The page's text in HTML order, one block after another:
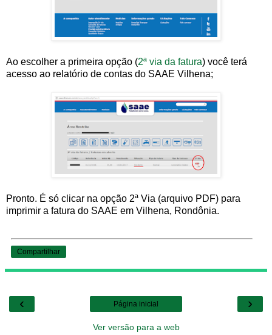
Ao escolher a primeira opção (2ª via da fatura) você terá
acesso ao relatório de contas do SAAE Vilhena;
Pronto. É só clicar na opção 2ª Via (arquivo PDF) para
imprimir a fatura do SAAE em Vilhena, Rondônia.
Compartilhar
‹ ›
Página inicial
Ver versão para a web